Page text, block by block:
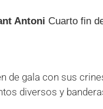
Antoni Cuarto fin
de gala con sus
diversos y